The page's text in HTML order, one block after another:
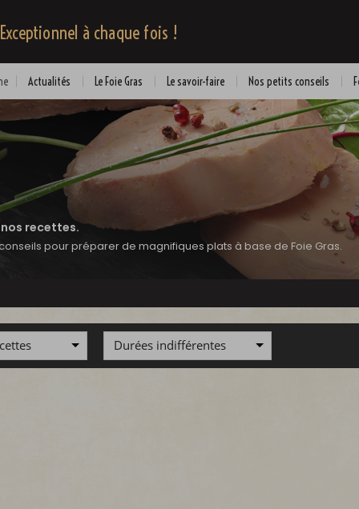
à chaque fois !
Actualités Le Foie Gras Le savoir-faire Nos petits conseils
recettes.
pour préparer de magnifiques plats à base de Foie Gras.
Durées indifférentes